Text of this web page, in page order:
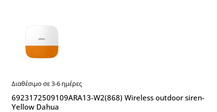
Διαθέσιμο σε 3-6 ημέρες
6923172509109ARA13-W2(868) Wireless outdoor siren-
Yellow Dahua